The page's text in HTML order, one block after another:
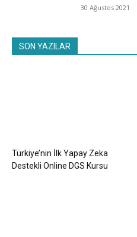
30 Ağustos 2021
SON YAZILAR
Türkiye’nin İlk Yapay Zeka
Destekli Online DGS Kursu